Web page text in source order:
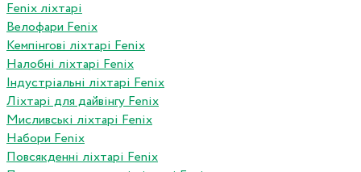
Fenix ліхтарі
Велофари Fenix
Кемпінгові ліхтарі Fenix
Налобні ліхтарі Fenix
Індустріальні ліхтарі Fenix
Ліхтарі для дайвінгу Fenix
Мисливські ліхтарі Fenix
Набори Fenix
Повсякденні ліхтарі Fenix